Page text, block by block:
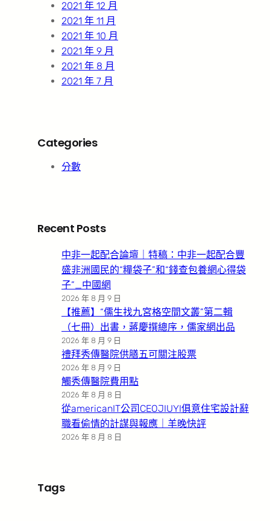
2021 年 12 月
2021 年 11 月
2021 年 10 月
2021 年 9 月
2021 年 8 月
2021 年 7 月
Categories
分數
Recent Posts
中非一起配合論壇｜特稿：中非一起配合豐
盛非洲國民的“糧袋子”和“錢查包養網心得袋
子”_中國網
2026 年 8 月 9 日
【推薦】“儒生找九宮格空間文叢”第二輯
（七冊）出書，蔣慶撰總序，儒家網出品
2026 年 8 月 9 日
禮拜秀傳醫院供膳五可關注股票
2026 年 8 月 9 日
觸秀傳醫院費用點
2026 年 8 月 8 日
從americanIT公司CEOJIUYI俱意住宅設計辭
職看偷情的計謀與報應｜羊晚快評
2026 年 8 月 8 日
Tags